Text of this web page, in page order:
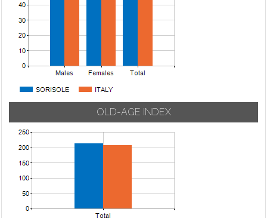
Cerete
Chignolo d'Isola
Chiuduno
Cisano
Ciserano
Clusone
Colzate
Comun Nuovo
Palosco
Piazza Brembana
Villa d'Adda
Villa d'Almè
Villa di Serio
Vilminore di
Scalve
Zogno
OLD-AGE INDEX